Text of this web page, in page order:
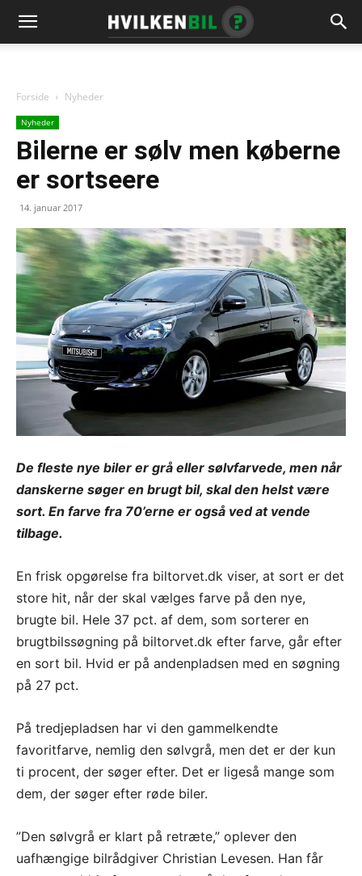
Forside Nyheder
Nyheder
Bilerne er sølv men køberne
er sortseere
14. januar 2017
De fleste nye biler er grå eller sølvfarvede, men når
danskerne søger en brugt bil, skal den helst være
sort. En farve fra 70’erne er også ved at vende
tilbage.
En frisk opgørelse fra biltorvet.dk viser, at sort er det
store hit, når der skal vælges farve på den nye,
brugte bil. Hele 37 pct. af dem, som sorterer en
brugtbilssøgning på biltorvet.dk efter farve, går efter
en sort bil. Hvid er på andenpladsen med en søgning
på 27 pct.
På tredjepladsen har vi den gammelkendte
favoritfarve, nemlig den sølvgrå, men det er der kun
ti procent, der søger efter. Det er ligeså mange som
dem, der søger efter røde biler.
”Den sølvgrå er klart på retræte,” oplever den
uafhængige bilrådgiver Christian Levesen. Han får